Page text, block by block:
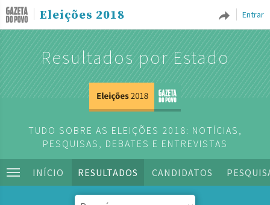
Entrar
Eleições 2018
Resultados por Estado
TUDO SOBRE AS ELEIÇÕES 2018: NOTÍCIAS,
PESQUISAS, DEBATES E ENTREVISTAS
INÍCIO RESULTADOS CANDIDATOS